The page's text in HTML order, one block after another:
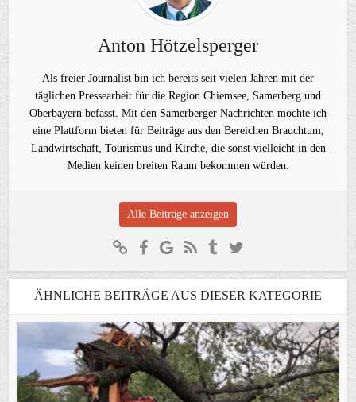
Anton Hötzelsperger
Als freier Journalist bin ich bereits seit vielen Jahren mit der
täglichen Pressearbeit für die Region Chiemsee, Samerberg und
Oberbayern befasst. Mit den Samerberger Nachrichten möchte ich
eine Plattform bieten für Beiträge aus den Bereichen Brauchtum,
Landwirtschaft, Tourismus und Kirche, die sonst vielleicht in den
Medien keinen breiten Raum bekommen würden.
Alle Beiträge anzeigen
ÄHNLICHE BEITRÄGE AUS DIESER KATEGORIE